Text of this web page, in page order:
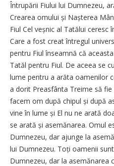
Întrupării Fiului lui Dumnezeu,
Crearea omului și Nașterea
Fiul Cel veșnic al Tatălui ceresc
Care a fost creat întregul
pentru Fiul înseamnă că
Tatăl pentru Fiul. De aceea se
lume pentru a arăta oamenilor
a dorit Preasfânta Treime să fie
facem om după chipul și după
vine în lume și El nu ne arată
se arată și asemănarea. Omul
Dumnezeu, dar ajunge la
lui Dumnezeu. Toți oamenii
Dumnezeu, dar la asemănarea